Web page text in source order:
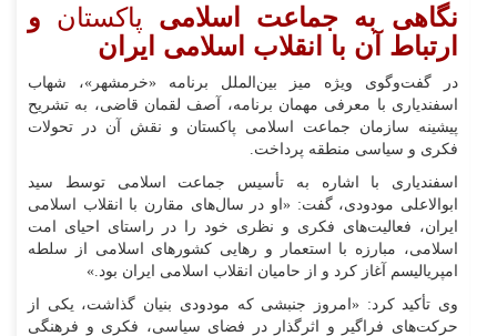
نگاهی به جماعت اسلامی پاکستان و
ارتباط آن با انقلاب اسلامی ایران
در گفت‌وگوی ویژه میز بین‌الملل برنامه «خرمشهر»، شهاب
اسفندیاری با معرفی مهمان برنامه، آصف لقمان قاضی، به تشریح
پیشینه سازمان جماعت اسلامی پاکستان و نقش آن در تحولات
فکری و سیاسی منطقه پرداخت.
اسفندیاری با اشاره به تأسیس جماعت اسلامی توسط سید
ابوالاعلی مودودی، گفت: «او در سال‌های مقارن با انقلاب اسلامی
ایران، فعالیت‌های فکری و نظری خود را در راستای احیای امت
اسلامی، مبارزه با استعمار و رهایی کشورهای اسلامی از سلطه
امپریالیسم آغاز کرد و از حامیان انقلاب اسلامی ایران بود.»
وی تأکید کرد: «امروز جنبشی که مودودی بنیان گذاشت، یکی از
حرکت‌های فراگیر و اثرگذار در فضای سیاسی، فکری و فرهنگی